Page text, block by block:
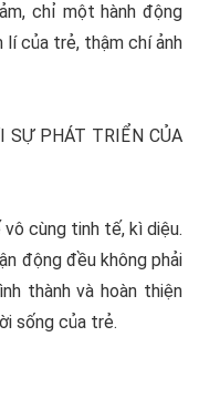
chỉ một hành động
của trẻ, thậm chí ảnh
SỰ PHÁT TRIỂN CỦA
cùng tinh tế, kì diệu.
động đều không phải
thành và hoàn thiện
sống của trẻ.